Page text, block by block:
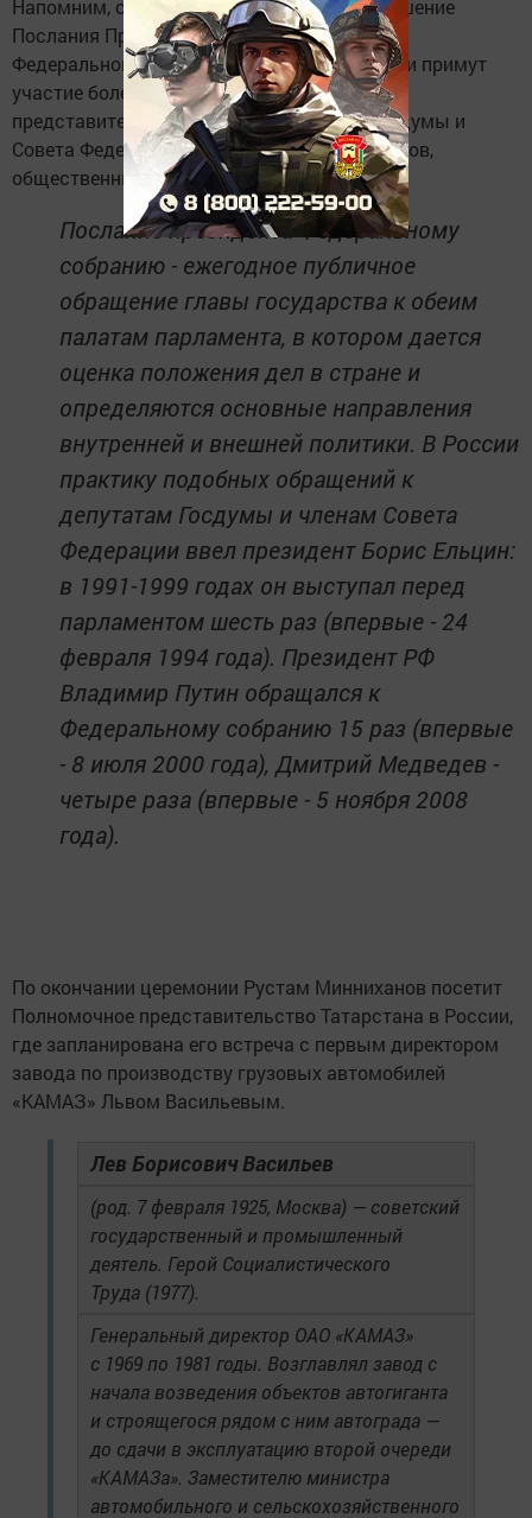
Напомним, сегодня в 12.00 состоится оглашение
Послания Президента Владимира Путина
Федеральному Собранию РФ. В мероприятии примут
участие более тысячи человек, в том числе
представители Правительства России, Госдумы и
Совета Федерации РФ, руководители регионов,
общественные деятели.
Послание президента Федеральному
собранию - ежегодное публичное
обращение главы государства к обеим
палатам парламента, в котором дается
оценка положения дел в стране и
определяются основные направления
внутренней и внешней политики. В России
практику подобных обращений к
депутатам Госдумы и членам Совета
Федерации ввел президент Борис Ельцин:
в 1991-1999 годах он выступал перед
парламентом шесть раз (впервые - 24
февраля 1994 года). Президент РФ
Владимир Путин обращался к
Федеральному собранию 15 раз (впервые
- 8 июля 2000 года), Дмитрий Медведев -
четыре раза (впервые - 5 ноября 2008
года).
По окончании церемонии Рустам Минниханов посетит
Полномочное представительство Татарстана в России,
где запланирована его встреча с первым директором
завода по производству грузовых автомобилей
«КАМАЗ» Львом Васильевым.
Лев Борисович Васильев
(род. 7 февраля 1925, Москва) — советский
государственный и промышленный
деятель. Герой Социалистического
Труда (1977).
Генеральный директор ОАО «КАМАЗ»
с 1969 по 1981 годы. Возглавлял завод с
начала возведения объектов автогиганта
и строящегося рядом с ним автограда —
до сдачи в эксплуатацию второй очереди
«КАМАЗа». Заместителю министра
автомобильного и сельскохозяйственного